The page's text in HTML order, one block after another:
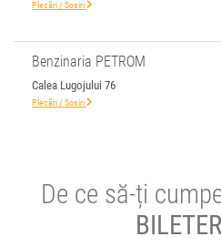
Plecări / Sosiri
Benzinaria PETROM
Calea Lugojului 76
Plecări / Sosiri
De ce să-ți